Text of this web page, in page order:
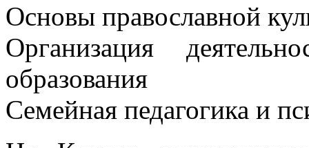
Основы православной
Организация
образования
Семейная педагогика и